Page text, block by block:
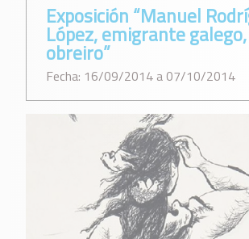
Exposición “Manuel
López, emigrante
obreiro”
Fecha: 16/09/2014 a 07/10/2014